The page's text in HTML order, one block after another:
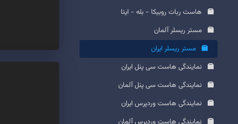
هاست ربات روبیکا - بله - ایتا
مستر ریسلر آلمان
مستر ریسلر ایران
نمایندگی هاست سی پنل ایران
نمایندگی هاست سی پنل آلمان
نمایندگی هاست وردپرس ایران